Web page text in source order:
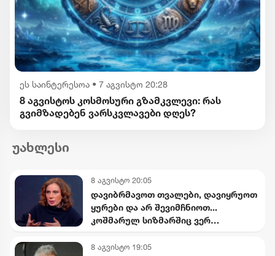
ეს საინტერესოა • 7 აგვისტო 20:28
8 აგვისტოს კოსმოსური გზამკვლევი: რას
გვიმზადებენ ვარსკვლავები დღეს?
უახლესი
8 აგვისტო 20:05
დავიბრმავოთ თვალები, დავიყრუოთ
ყურები და არ შევიმჩნიოთ...
კოშმარულ სიზმარშიც ვერ
ჯანგირაშვილი
8 აგვისტო 19:05